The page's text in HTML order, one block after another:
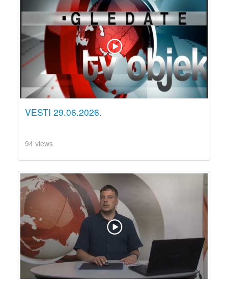
VESTI 29.06.2026.
94 views